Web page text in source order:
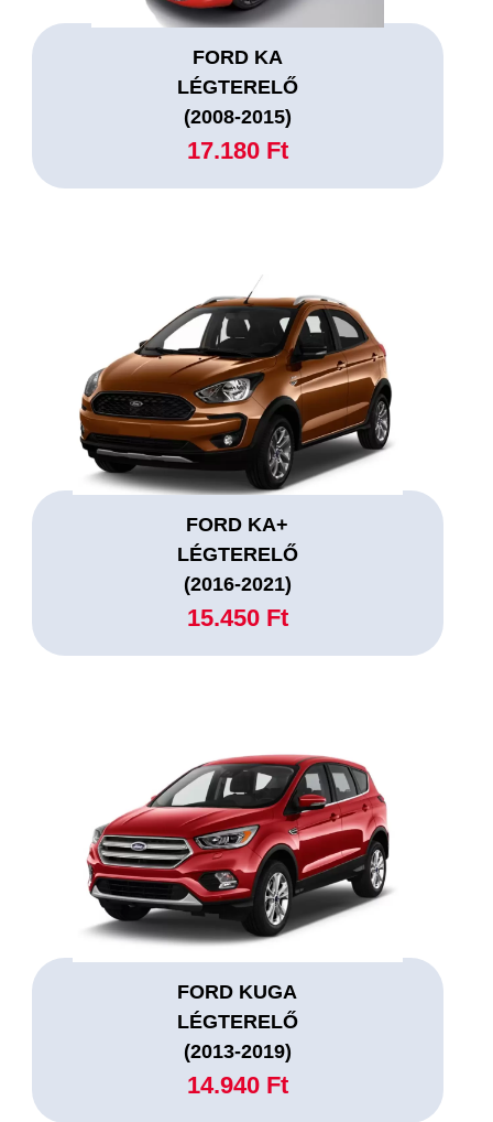
FORD KA
LÉGTERELŐ
(2008-2015)
17.180 Ft
FORD KA+
LÉGTERELŐ
(2016-2021)
15.450 Ft
FORD KUGA
LÉGTERELŐ
(2013-2019)
14.940 Ft